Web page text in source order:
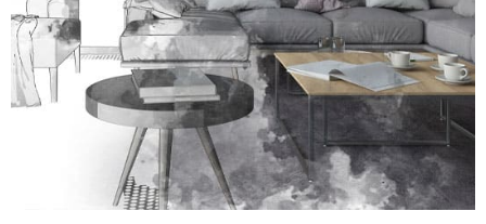
Tables repas
Tapis
PAR STYLE
Contemporain